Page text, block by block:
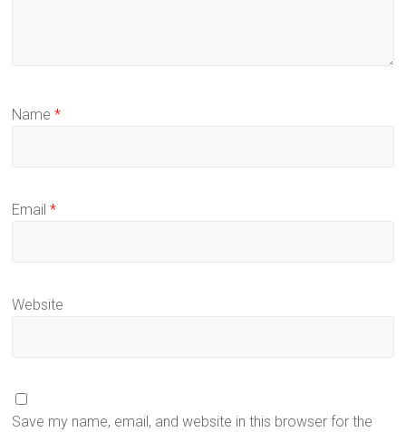
Name*
Email*
Website
Save my name, email, and website in this browser for the